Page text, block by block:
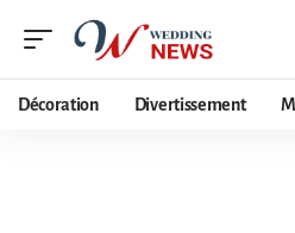
Décoration Divertissement